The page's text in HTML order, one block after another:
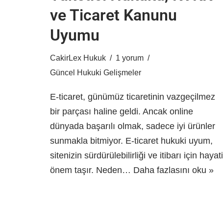
ve Ticaret Kanunu
Uyumu
CakirLex Hukuk
1 yorum
Güncel Hukuki Gelişmeler
E-ticaret, günümüz ticaretinin vazgeçilmez
bir parçası haline geldi. Ancak online
dünyada başarılı olmak, sadece iyi ürünler
sunmakla bitmiyor. E-ticaret hukuki uyum,
sitenizin sürdürülebilirliği ve itibarı için hayati
önem taşır. Neden… Daha fazlasını oku »